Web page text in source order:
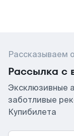
Рассказываем
Рассылка с
Эксклюзивные
заботливые
Купибилета